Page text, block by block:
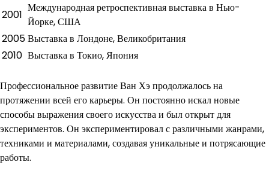
2001
Международная ретроспективная выставка в Нью-
Йорке, США
2005Выставка в Лондоне, Великобритания
2010 Выставка в Токио, Япония
Профессиональное развитие Ван Хэ продолжалось на
протяжении всей его карьеры. Он постоянно искал новые
способы выражения своего искусства и был открыт для
экспериментов. Он экспериментировал с различными жанрами,
техниками и материалами, создавая уникальные и потрясающие
работы.